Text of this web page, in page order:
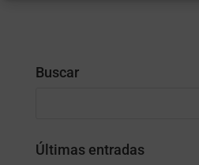
Buscar
Últimas entradas